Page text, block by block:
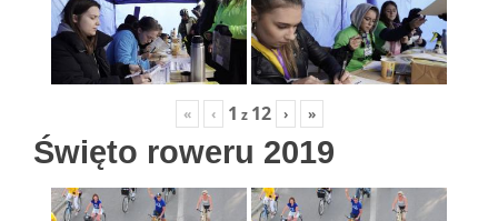
« ‹ 1 z 12 › »
Święto roweru 2019